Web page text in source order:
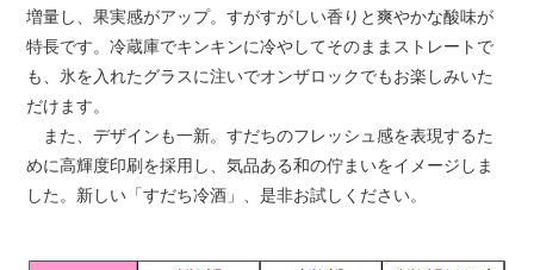
増量し、果実感がアップ。すがすがしい香りと爽やかな酸味が
特長です。冷蔵庫でキンキンに冷やしてそのままストレートで
も、氷を入れたグラスに注いでオンザロックでもお楽しみいた
だけます。
また、デザインも一新。すだちのフレッシュ感を表現するた
めに高輝度印刷を採用し、気品ある和の佇まいをイメージしま
した。新しい「すだち冷酒」、是非お試しください。